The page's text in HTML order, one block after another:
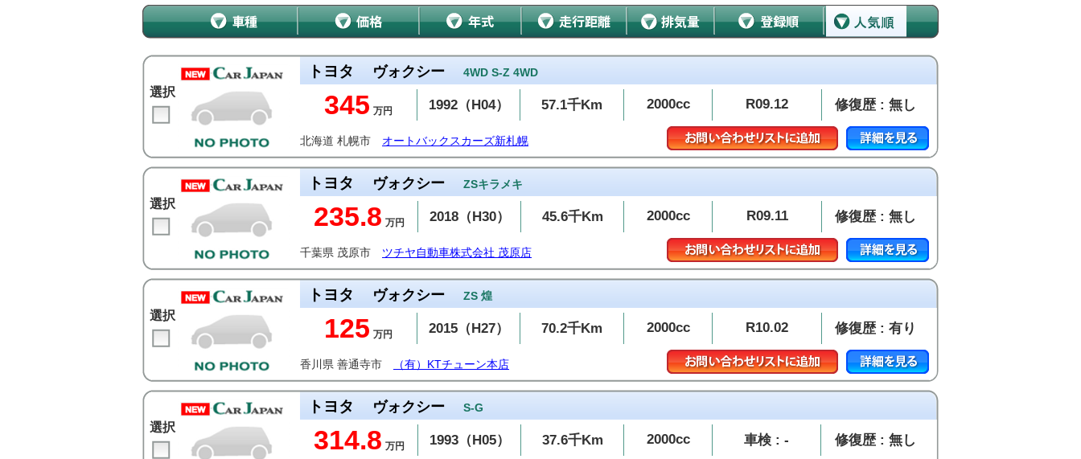
選択
トヨタ ヴォクシー 4WD S-Z 4WD
345 万円 1992（H04） 57.1千Km 2000cc R09.12 修復歴 : 無し
北海道 札幌市 オートバックスカーズ新札幌
選択
トヨタ ヴォクシー ZSキラメキ
235.8 万円 2018（H30） 45.6千Km 2000cc R09.11 修復歴 : 無し
千葉県 茂原市 ツチヤ自動車株式会社 茂原店
選択
トヨタ ヴォクシー ZS 煌
125 万円 2015（H27） 70.2千Km 2000cc R10.02 修復歴 : 有り
香川県 善通寺市 （有）KTチューン本店
選択
トヨタ ヴォクシー S-G
314.8 万円 1993（H05） 37.6千Km 2000cc 車検 : - 修復歴 : 無し